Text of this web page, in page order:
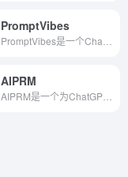
PromptVibes
AIPRM